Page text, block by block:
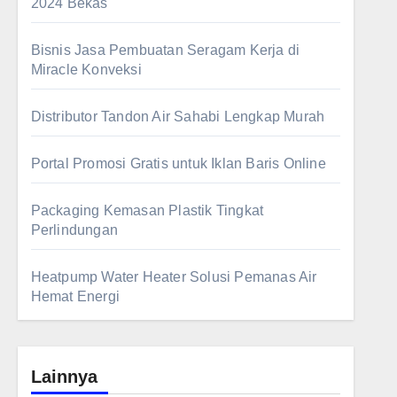
2024 Bekas
Bisnis Jasa Pembuatan Seragam Kerja di
Miracle Konveksi
Distributor Tandon Air Sahabi Lengkap Murah
Portal Promosi Gratis untuk Iklan Baris Online
Packaging Kemasan Plastik Tingkat
Perlindungan
Heatpump Water Heater Solusi Pemanas Air
Hemat Energi
Lainnya